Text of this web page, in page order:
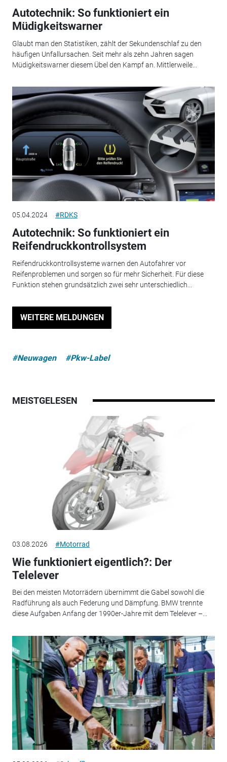
Autotechnik: So funktioniert ein
Müdigkeitswarner
Glaubt man den Statistiken, zählt der Sekundenschlaf zu den
häufigen Unfallursachen. Seit mehr als zehn Jahren sagen
Müdigkeitswarner diesem Übel den Kampf an. Mittlerweile...
05.04.2024 #RDKS
Autotechnik: So funktioniert ein
Reifendruckkontrollsystem
Reifendruckkontrollsysteme warnen den Autofahrer vor
Reifenproblemen und sorgen so für mehr Sicherheit. Für diese
Funktion stehen grundsätzlich zwei sehr unterschiedlich...
WEITERE MELDUNGEN
#Neuwagen #Pkw-Label
MEISTGELESEN
03.08.2026 #Motorrad
Wie funktioniert eigentlich?: Der
Telelever
Bei den meisten Motorrädern übernimmt die Gabel sowohl die
Radführung als auch Federung und Dämpfung. BMW trennte
diese Aufgaben Anfang der 1990er-Jahre mit dem Telelever –...